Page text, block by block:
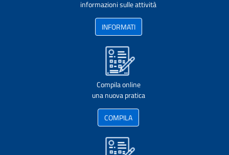
informazioni sulle attività
INFORMATI
Compila online
una nuova pratica
COMPILA